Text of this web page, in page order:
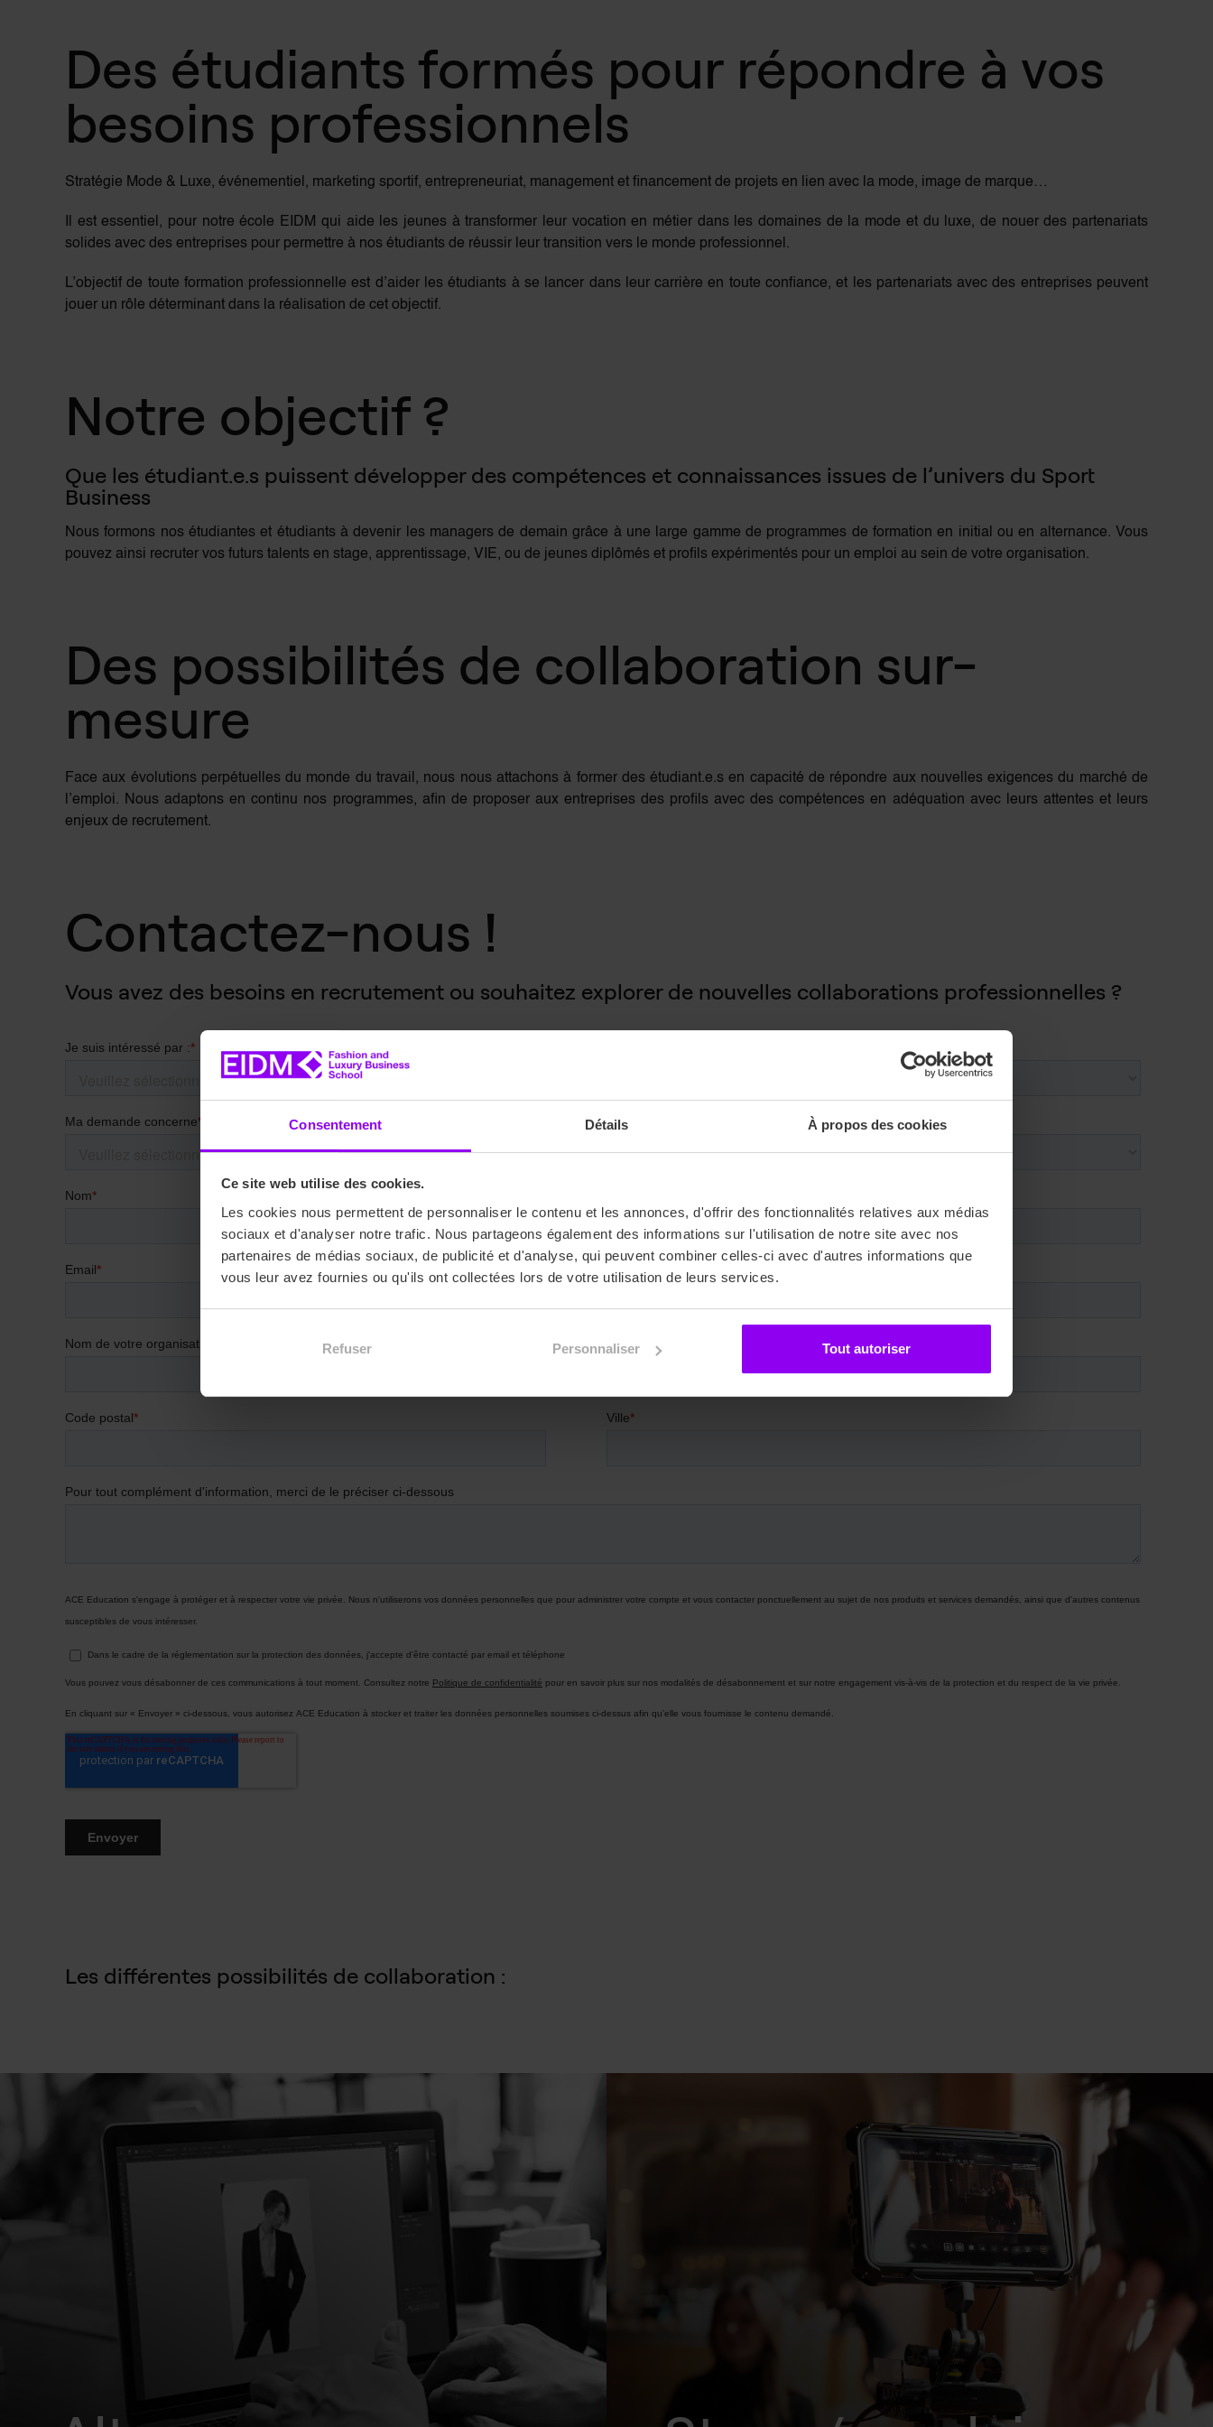
Consentement Détails À propos des cookies
Ce site web utilise des cookies.
Les cookies nous permettent de personnaliser le contenu et les annonces, d'offrir des fonctionnalités relatives aux médias
sociaux et d'analyser notre trafic. Nous partageons également des informations sur l'utilisation de notre site avec nos
partenaires de médias sociaux, de publicité et d'analyse, qui peuvent combiner celles-ci avec d'autres informations que
vous leur avez fournies ou qu'ils ont collectées lors de votre utilisation de leurs services.
Refuser Personnaliser Tout autoriser
Des étudiants formés pour répondre à vos
besoins professionnels
Stratégie Mode & Luxe, événementiel, marketing sportif, entrepreneuriat, management et financement de projets en lien avec la mode, image de marque…
Il est essentiel, pour notre école EIDM qui aide les jeunes à transformer leur vocation en métier dans les domaines de la mode et du luxe, de nouer des partenariats
solides avec des entreprises pour permettre à nos étudiants de réussir leur transition vers le monde professionnel.
L’objectif de toute formation professionnelle est d’aider les étudiants à se lancer dans leur carrière en toute confiance, et les partenariats avec des entreprises peuvent
jouer un rôle déterminant dans la réalisation de cet objectif.
Notre objectif ?
Que les étudiant.e.s puissent développer des compétences et connaissances issues de l’univers du Sport
Business
Nous formons nos étudiantes et étudiants à devenir les managers de demain grâce à une large gamme de programmes de formation en initial ou en alternance. Vous
pouvez ainsi recruter vos futurs talents en stage, apprentissage, VIE, ou de jeunes diplômés et profils expérimentés pour un emploi au sein de votre organisation.
Des possibilités de collaboration sur-
mesure
Face aux évolutions perpétuelles du monde du travail, nous nous attachons à former des étudiant.e.s en capacité de répondre aux nouvelles exigences du marché de
l’emploi. Nous adaptons en continu nos programmes, afin de proposer aux entreprises des profils avec des compétences en adéquation avec leurs attentes et leurs
enjeux de recrutement.
Contactez-nous !
Vous avez des besoins en recrutement ou souhaitez explorer de nouvelles collaborations professionnelles ?
Les différentes possibilités de collaboration :